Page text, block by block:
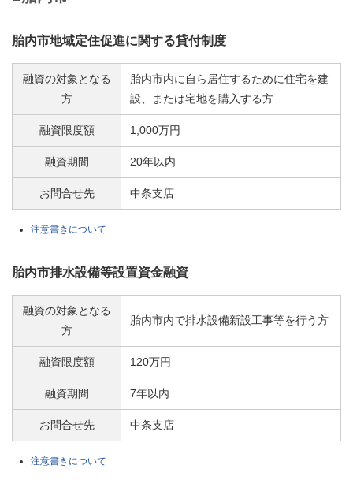
胎内市地域定住促進に関する貸付制度
融資の対象となる
方
胎内市内に自ら居住するために住宅を建
設、または宅地を購入する方
融資限度額 1,000万円
融資期間 20年以内
お問合せ先 中条支店
注意書きについて
胎内市排水設備等設置資金融資
融資の対象となる
方
胎内市内で排水設備新設工事等を行う方
融資限度額 120万円
融資期間 7年以内
お問合せ先 中条支店
注意書きについて